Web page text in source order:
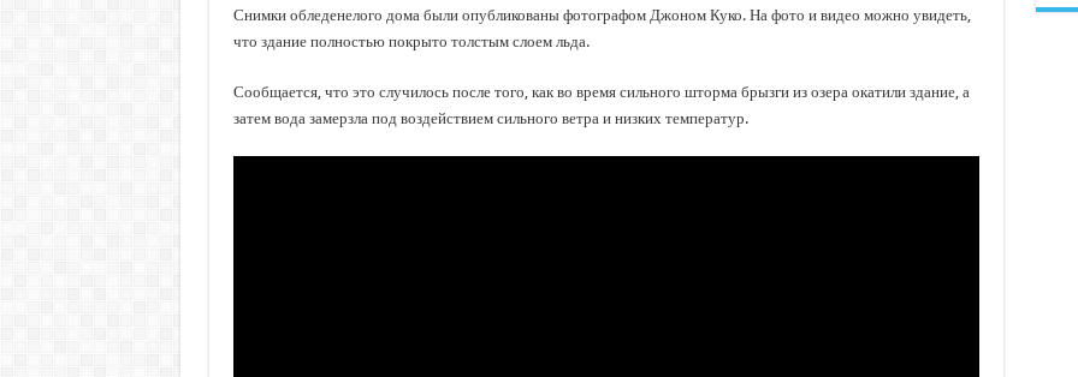
Снимки обледенелого дома были опубликованы фотографом Джоном Куко. На фото и видео можно увидеть,
что здание полностью покрыто толстым слоем льда.
Сообщается, что это случилось после того, как во время сильного шторма брызги из озера окатили здание, а
затем вода замерзла под воздействием сильного ветра и низких температур.